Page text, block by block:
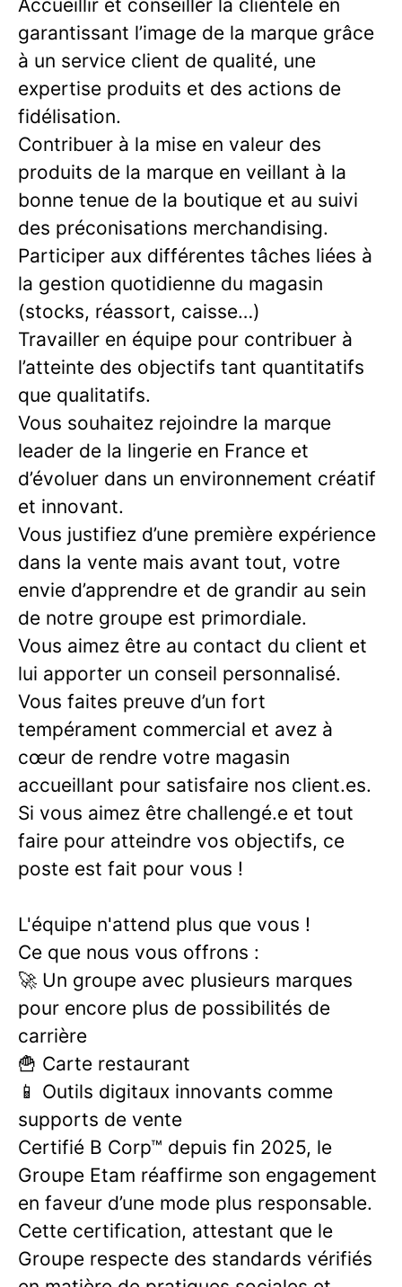
Accueillir et conseiller la clientèle en
garantissant l’image de la marque grâce
à un service client de qualité, une
expertise produits et des actions de
fidélisation.
Contribuer à la mise en valeur des
produits de la marque en veillant à la
bonne tenue de la boutique et au suivi
des préconisations merchandising.
Participer aux différentes tâches liées à
la gestion quotidienne du magasin
(stocks, réassort, caisse…)
Travailler en équipe pour contribuer à
l’atteinte des objectifs tant quantitatifs
que qualitatifs.
Vous souhaitez rejoindre la marque
leader de la lingerie en France et
d’évoluer dans un environnement créatif
et innovant.
Vous justifiez d’une première expérience
dans la vente mais avant tout, votre
envie d’apprendre et de grandir au sein
de notre groupe est primordiale.
Vous aimez être au contact du client et
lui apporter un conseil personnalisé.
Vous faites preuve d’un fort
tempérament commercial et avez à
cœur de rendre votre magasin
accueillant pour satisfaire nos client.es.
Si vous aimez être challengé.e et tout
faire pour atteindre vos objectifs, ce
poste est fait pour vous !
L'équipe n'attend plus que vous !
Ce que nous vous offrons :
🚀 Un groupe avec plusieurs marques
pour encore plus de possibilités de
carrière
🍟 Carte restaurant
📱 Outils digitaux innovants comme
supports de vente
Certifié B Corp™ depuis fin 2025, le
Groupe Etam réaffirme son engagement
en faveur d’une mode plus responsable.
Cette certification, attestant que le
Groupe respecte des standards vérifiés